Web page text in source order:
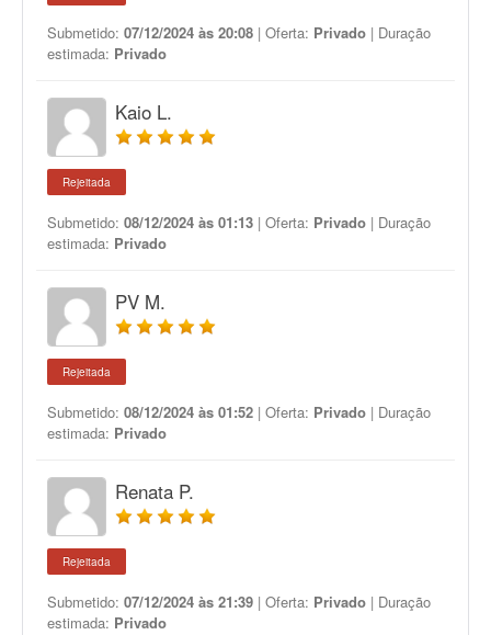
Submetido: 07/12/2024 às 20:08 | Oferta: Privado | Duração
estimada: Privado
Kaio L.
Rejeitada
Submetido: 08/12/2024 às 01:13 | Oferta: Privado | Duração
estimada: Privado
PV M.
Rejeitada
Submetido: 08/12/2024 às 01:52 | Oferta: Privado | Duração
estimada: Privado
Renata P.
Rejeitada
Submetido: 07/12/2024 às 21:39 | Oferta: Privado | Duração
estimada: Privado